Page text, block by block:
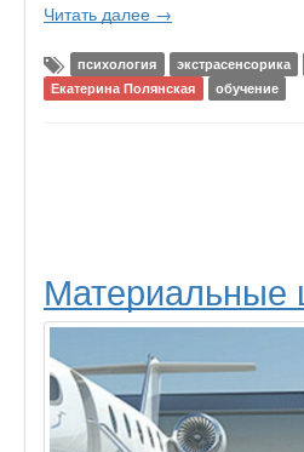
Читать далее →
психология экстрасенсорика
Екатерина Полянская
обучение
Материальные